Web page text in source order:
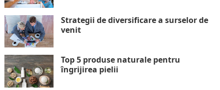
Strategii de diversificare a surselor de
venit
Top 5 produse naturale pentru
îngrijirea pielii